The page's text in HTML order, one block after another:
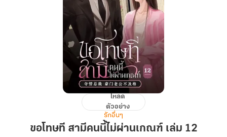
ขอโทษ
สามี
โหลด
ตัวอย่าง
รักอื่นๆ
ขอโทษที สามีคนนี้ไม่ผ่านเกณฑ์ เล่ม 12